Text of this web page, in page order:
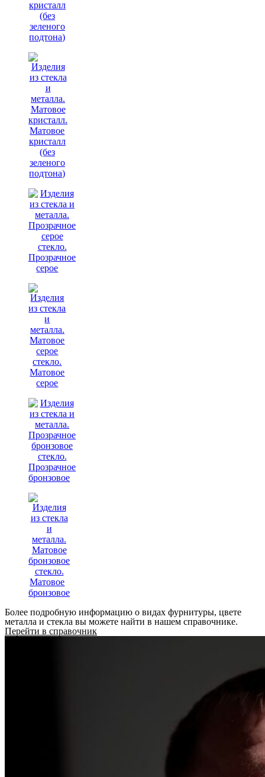
кристалл
(без
зеленого
подтона)
Матовое
кристалл
(без
зеленого
подтона)
Прозрачное
серое
Матовое
серое
Прозрачное
бронзовое
Матовое
бронзовое
Более подробную информацию о видах фурнитуры, цвете
металла и стекла вы можете найти в нашем справочнике.
Перейти в справочник